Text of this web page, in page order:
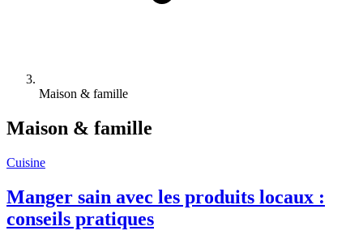
Maison & famille
Maison & famille
Cuisine
Manger sain avec les produits locaux :
conseils pratiques